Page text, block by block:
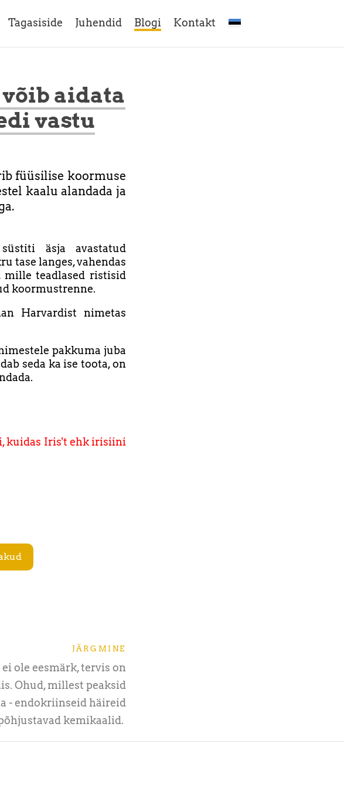
Tagasiside Juhendid Blogi Kontakt
aidata
vastu
füüsilise koormuse
kaalu alandada ja
äsja avastatud
tase langes, vahendas
mille teadlased ristisid
koormustrenne.
Harvardist nimetas
pakkuma juba
seda ka ise toota, on
kuidas Iris't ehk irisiini
JÄRGMINE
ole eesmärk, tervis on
Ohud, millest peaksid
- endokriinseid häireid
kemikaalid.